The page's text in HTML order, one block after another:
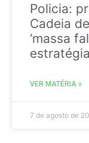
Policia:
Cadeia
‘massa
VER MATÉRIA »
7 de agosto de